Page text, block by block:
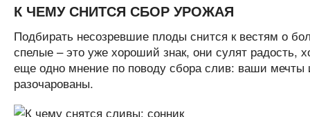
К ЧЕМУ СНИТСЯ СБОР УРОЖАЯ
Подбирать несозревшие плоды снится к вестям о
спелые – это уже хороший знак, они сулят радость,
еще одно мнение по поводу сбора слив: ваши мечты
разочарованы.